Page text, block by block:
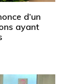
d’un
ayant